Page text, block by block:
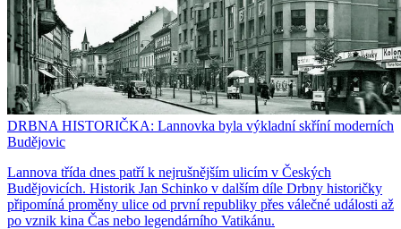
DRBNA HISTORIČKA: Lannovka byla výkladní skříní moderních
Budějovic
Lannova třída dnes patří k nejrušnějším ulicím v Českých
Budějovicích. Historik Jan Schinko v dalším díle Drbny historičky
připomíná proměny ulice od první republiky přes válečné události až
po vznik kina Čas nebo legendárního Vatikánu.